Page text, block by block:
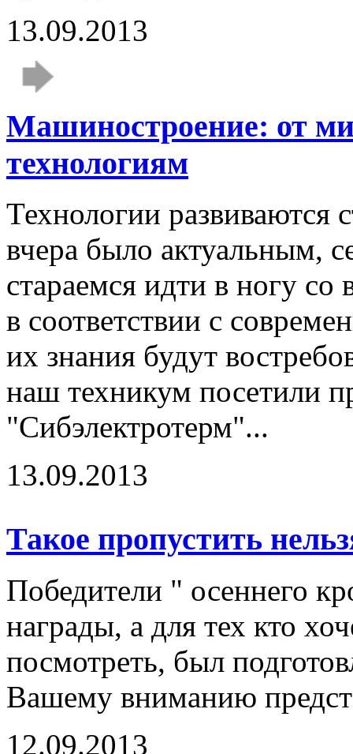
13.09.2013
Машиностроение: от
технологиям
Технологии развиваются
вчера было актуальным,
стараемся идти в ногу
в соответствии с
их знания будут
наш техникум посетили
"Сибэлектротерм"...
13.09.2013
Такое пропустить
Победители " осеннего
награды, а для тех кто
посмотреть, был
Вашему вниманию
12.09.2013